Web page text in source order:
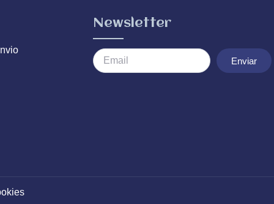
Newsletter
Enviar